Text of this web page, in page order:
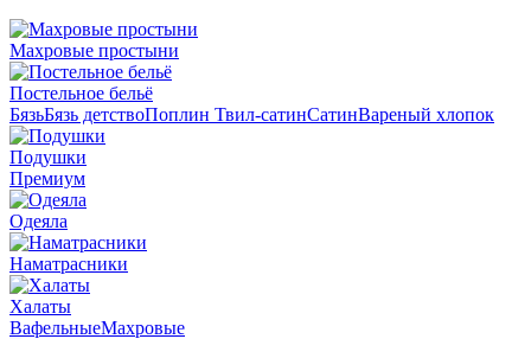
Махровые простыни
Постельное бельё
БязьБязь детствоПоплин Твил-сатинСатинВареный хлопок
Подушки
Премиум
Одеяла
Наматрасники
Халаты
ВафельныеМахровые